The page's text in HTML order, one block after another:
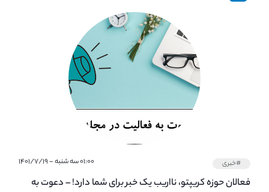
#خبری ۰۱:۰۰ سه شنبه - ۱۴۰۱/۷/۱۹
فعالان حوزه کریپتو، نااریب یک خبر برای شما دارد! – دعوت به